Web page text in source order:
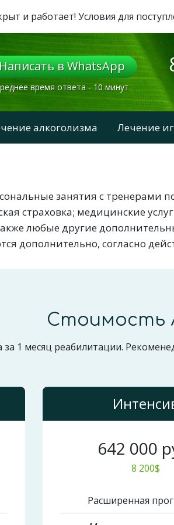
и работает! Условия для
в WhatsApp
время ответа - 10 минут
алкоголизма Лечение
занятия с тренерами
страховка; медицинские
любые другие
дополнительно, согласно
Стоимость
за 1 месяц реабилитации.
642 000
8 200$
Расширенная